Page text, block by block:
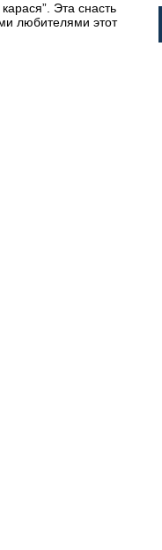
Эта снасть
любителями этот